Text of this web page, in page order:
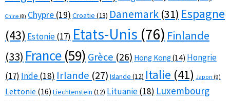
Chine (8) Chypre (19) Croatie (13) Danemark (31) Espagne
(43) Estonie(17) Etats-Unis (76) Finlande
(33) France (59) Grèce (26) Hong Kong (14) Hongrie
(17) Inde(18) Irlande (27) Islande (12) Italie (41) Japon (9)
Lettonie (16) Liechtenstein (12) Lituanie(18) Luxembourg